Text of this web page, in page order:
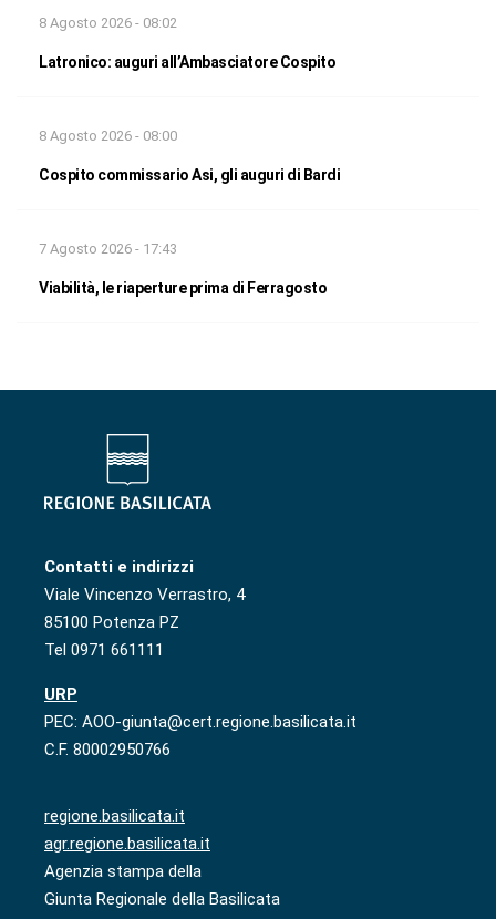
8 Agosto 2026 - 08:02
Latronico: auguri all’Ambasciatore Cospito
8 Agosto 2026 - 08:00
Cospito commissario Asi, gli auguri di Bardi
7 Agosto 2026 - 17:43
Viabilità, le riaperture prima di Ferragosto
Contatti e indirizzi
Viale Vincenzo Verrastro, 4
85100 Potenza PZ
Tel 0971 661111
URP
PEC: AOO-giunta@cert.regione.basilicata.it
C.F. 80002950766
regione.basilicata.it
agr.regione.basilicata.it
Agenzia stampa della
Giunta Regionale della Basilicata